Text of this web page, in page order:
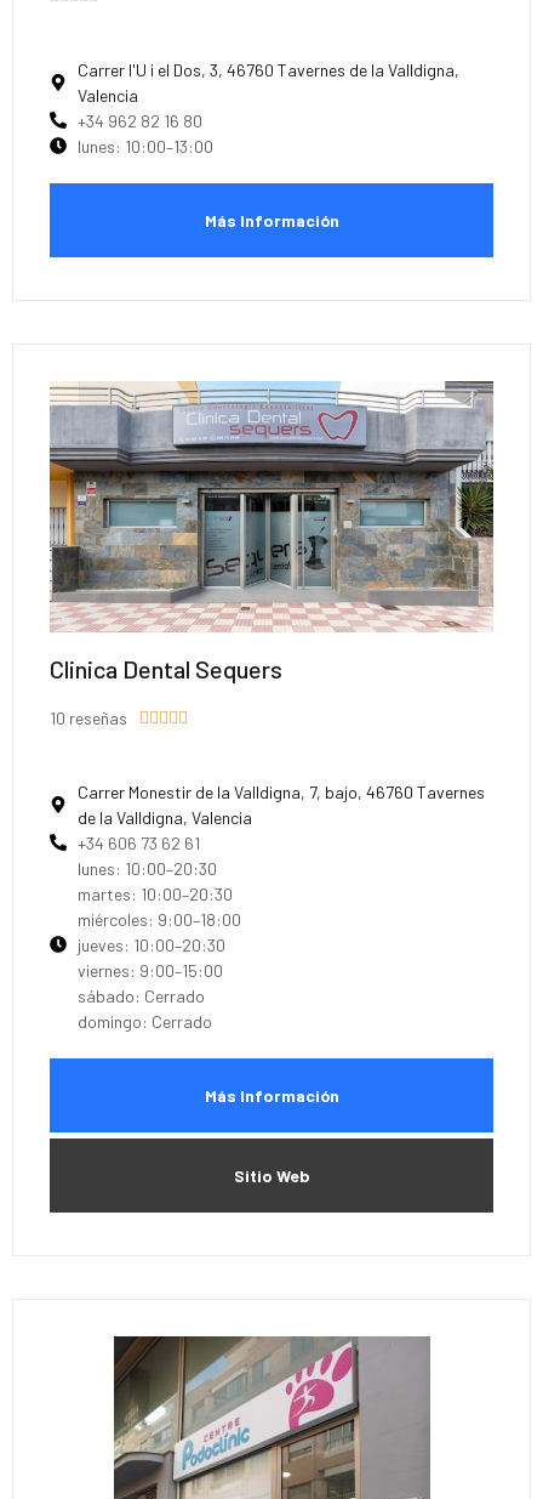
Carrer l'U i el Dos, 3, 46760 Tavernes de la Valldigna,
Valencia
+34 962 82 16 80
lunes: 10:00–13:00
Más Información
Clinica Dental Sequers
10 reseñas 
Carrer Monestir de la Valldigna, 7, bajo, 46760 Tavernes
de la Valldigna, Valencia
+34 606 73 62 61
lunes: 10:00–20:30
martes: 10:00–20:30
miércoles: 9:00–18:00
jueves: 10:00–20:30
viernes: 9:00–15:00
sábado: Cerrado
domingo: Cerrado
Más Información
Sitio Web